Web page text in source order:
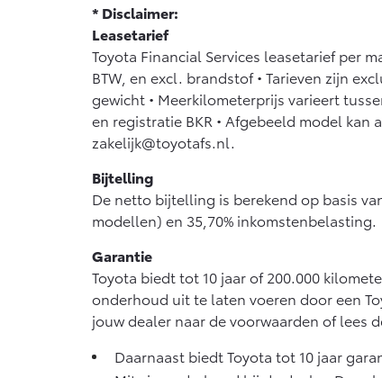
* Disclaimer:
Leasetarief
Toyota Financial Services leasetarief per
BTW, en excl. brandstof • Tarieven zijn
gewicht • Meerkilometerprijs varieert
en registratie BKR • Afgebeeld model
zakelijk@toyotafs.nl.
Bijtelling
De netto bijtelling is berekend op basis
modellen) en 35,70% inkomstenbelasting.
Garantie
Toyota biedt tot 10 jaar of 200.000
onderhoud uit te laten voeren door een
jouw dealer naar de voorwaarden of lees
Daarnaast biedt Toyota tot 10 jaar